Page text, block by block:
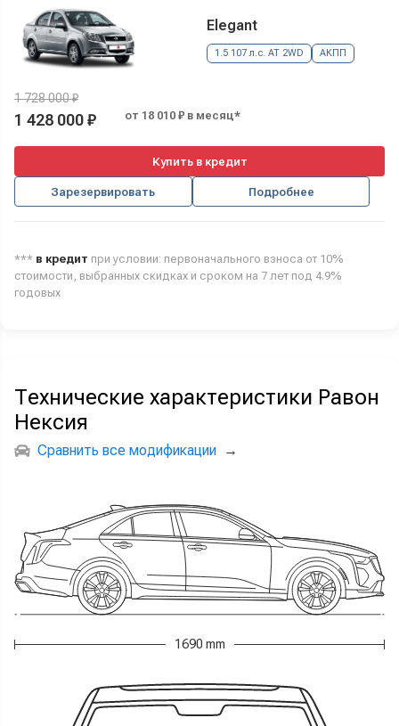
Elegant
1.5 107 л.с. AT 2WD АКПП
1 728 000 ₽
1 428 000 ₽ от 18 010 ₽ в месяц*
Купить в кредит
Зарезервировать Подробнее
*** в кредит при условии: первоначального взноса от 10%
стоимости, выбранных скидках и сроком на 7 лет под 4.9%
годовых
Технические характеристики Равон
Нексия
Сравнить все модификации →
1690 mm